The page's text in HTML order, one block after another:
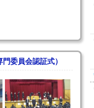
委員会認証式）